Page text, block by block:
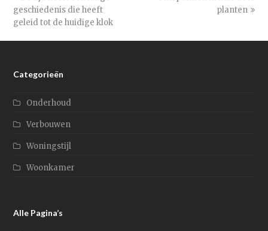
post:
geschiedenis die heeft
geleid tot de huidige klok
planten
Categorieën
Onderhoud
Verbouwen
Woningstijl
Woonkamer
Alle Pagina’s